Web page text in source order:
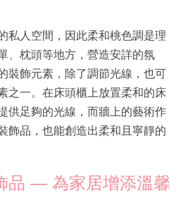
私人空間，因此柔和桃色調是理
、枕頭等地方，營造安詳的氛
裝飾元素，除了調節光線，也可
之一。在床頭櫃上放置柔和的床
供足夠的光線，而牆上的藝術作
飾品，也能創造出柔和且寧靜的
品 — 為家居增添溫馨